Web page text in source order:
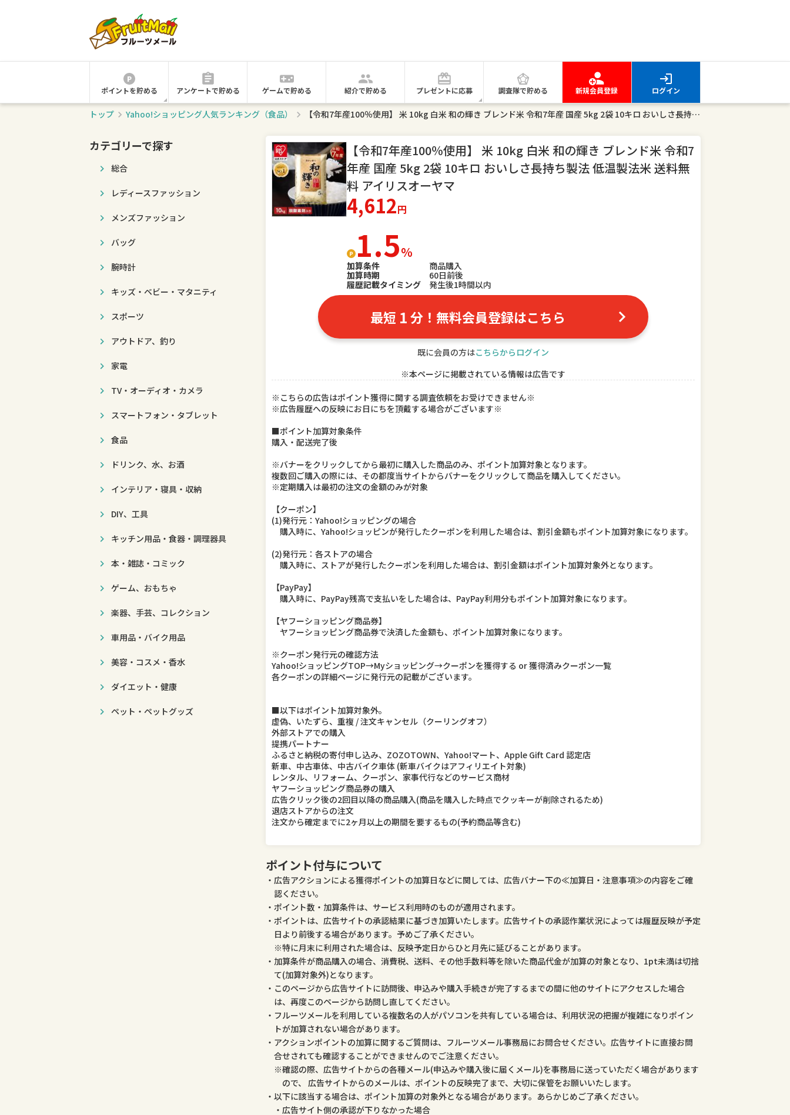
ポイントを貯める アンケートで貯める ゲームで貯める 紹介で貯める プレゼントに応募 調査隊で貯める 新規会員登録 ログイン
トップ Yahoo!ショッピング人気ランキング（食品） 【令和7年産100％使用】 米 10kg 白米 和の輝き ブレンド米 令和7年産 国産 5kg 2袋 10キロ おいしさ長持ち製法 低温製法米 送料無料 アイリスオーヤマ
カテゴリーで探す
総合
レディースファッション
メンズファッション
バッグ
腕時計
キッズ・ベビー・マタニティ
スポーツ
アウトドア、釣り
家電
TV・オーディオ・カメラ
スマートフォン・タブレット
食品
ドリンク、水、お酒
インテリア・寝具・収納
DIY、工具
キッチン用品・食器・調理器具
本・雑誌・コミック
ゲーム、おもちゃ
楽器、手芸、コレクション
車用品・バイク用品
美容・コスメ・香水
ダイエット・健康
ペット・ペットグッズ
【令和7年産100％使用】 米 10kg 白米 和の輝き ブレンド米 令和7
年産 国産 5kg 2袋 10キロ おいしさ長持ち製法 低温製法米 送料無
料 アイリスオーヤマ
4,612円
1.5％
加算条件
商品購入
加算時期
60日前後
履歴記載タイミング
発生後1時間以内
最短 1分！無料会員登録はこちら
既に会員の方はこちらからログイン
※本ページに掲載されている情報は広告です
※こちらの広告はポイント獲得に関する調査依頼をお受けできません※
※広告履歴への反映にお日にちを頂戴する場合がございます※
■ポイント加算対象条件
購入・配送完了後
※バナーをクリックしてから最初に購入した商品のみ、ポイント加算対象となります。
複数回ご購入の際には、その都度当サイトからバナーをクリックして商品を購入してください。
※定期購入は最初の注文の金額のみが対象
【クーポン】
(1)発行元：Yahoo!ショッピングの場合
購入時に、Yahoo!ショッピンが発行したクーポンを利用した場合は、割引金額もポイント加算対象になります。
(2)発行元：各ストアの場合
購入時に、ストアが発行したクーポンを利用した場合は、割引金額はポイント加算対象外となります。
【PayPay】
購入時に、PayPay残高で支払いをした場合は、PayPay利用分もポイント加算対象になります。
【ヤフーショッピング商品券】
ヤフーショッピング商品券で決済した金額も、ポイント加算対象になります。
※クーポン発行元の確認方法
Yahoo!ショッピングTOP→Myショッピング→クーポンを獲得する or 獲得済みクーポン一覧
各クーポンの詳細ページに発行元の記載がございます。
■以下はポイント加算対象外。
虚偽、いたずら、重複 / 注文キャンセル（クーリングオフ）
外部ストアでの購入
提携パートナー
ふるさと納税の寄付申し込み、ZOZOTOWN、Yahoo!マート、Apple Gift Card 認定店
新車、中古車体、中古バイク車体 (新車バイクはアフィリエイト対象)
レンタル、リフォーム、クーポン、家事代行などのサービス商材
ヤフーショッピング商品券の購入
広告クリック後の2回目以降の商品購入(商品を購入した時点でクッキーが削除されるため)
退店ストアからの注文
注文から確定までに2ヶ月以上の期間を要するもの(予約商品等含む)
ポイント付与について
広告アクションによる獲得ポイントの加算日などに関しては、広告バナー下の≪加算日・注意事項≫の内容をご確
認ください。
ポイント数・加算条件は、サービス利用時のものが適用されます。
ポイントは、広告サイトの承認結果に基づき加算いたします。広告サイトの承認作業状況によっては履歴反映が予定
日より前後する場合があります。予めご了承ください。
特に月末に利用された場合は、反映予定日からひと月先に延びることがあります。
加算条件が商品購入の場合、消費税、送料、その他手数料等を除いた商品代金が加算の対象となり、1pt未満は切捨
て(加算対象外)となります。
このページから広告サイトに訪問後、申込みや購入手続きが完了するまでの間に他のサイトにアクセスした場合
は、再度このページから訪問し直してください。
フルーツメールを利用している複数名の人がパソコンを共有している場合は、利用状況の把握が複雑になりポイン
トが加算されない場合があります。
アクションポイントの加算に関するご質問は、フルーツメール事務局にお問合せください。広告サイトに直接お問
合せされても確認することができませんのでご注意ください。
確認の際、広告サイトからの各種メール(申込みや購入後に届くメール)を事務局に送っていただく場合があります
ので、 広告サイトからのメールは、ポイントの反映完了まで、大切に保管をお願いいたします。
以下に該当する場合は、ポイント加算の対象外となる場合があります。あらかじめご了承ください。
広告サイト側の承認が下りなかった場合